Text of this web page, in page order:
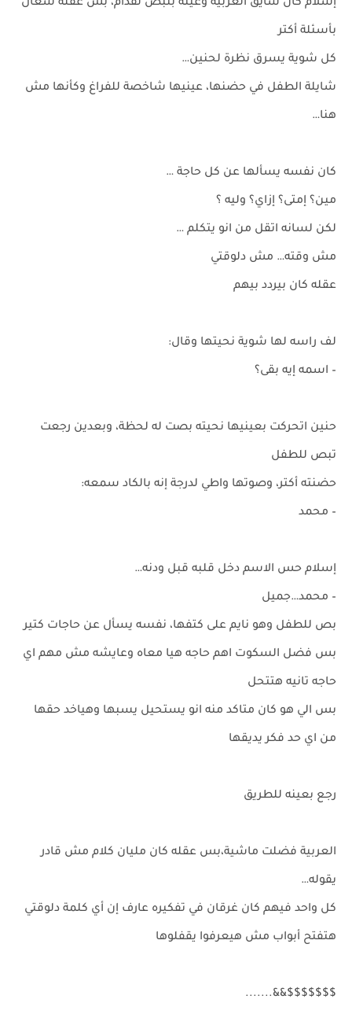
إسلام كان سايق العربيه وعينه بتبص لقدام، بس عقله شغال
بأسئلة أكتر
كل شوية يسرق نظرة لحنين…
شايلة الطفل في حضنها، عينيها شاخصة للفراغ وكأنها مش
هنا…
كان نفسه يسألها عن كل حاجة …
مين؟ إمتى؟ إزاي؟ وليه ؟
لكن لسانه اتقل من انو يتكلم …
مش وقته… مش دلوقتي
عقله كان بيردد بيهم
لف راسه لها شوية نحيتها وقال:
– اسمه إيه بقى؟
حنين اتحركت بعينيها نحيته بصت له لحظة، وبعدين رجعت
تبص للطفل
حضنته أكتر، وصوتها واطي لدرجة إنه بالكاد سمعه:
– محمد
إسلام حس الاسم دخل قلبه قبل ودنه…
– محمد…جميل
بص للطفل وهو نايم على كتفها، نفسه يسأل عن حاجات كتير
بس فضل السكوت اهم حاجه هيا معاه وعايشه مش مهم اي
حاجه تانيه هتتحل
بس الي هو كان متاكد منه انو يستحيل يسبها وهياخد حقها
من اي حد فكر يديقها
رجع بعينه للطريق
العربية فضلت ماشية،بس عقله كان مليان كلام مش قادر
يقوله…
كل واحد فيهم كان غرقان في تفكيره عارف إن أي كلمة دلوقتي
هتفتح أبواب مش هيعرفوا يقفلوها
$$$$$$$&&.......